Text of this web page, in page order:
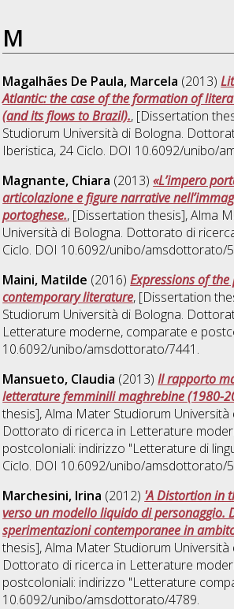
M
Magalhães De Paula, Marcela (2013)
Atlantic: the case of the formation of
(and its flows to Brazil)., [Dissertation
Studiorum Università di Bologna.
Iberistica, 24 Ciclo. DOI 10.6092/unibo/
Magnante, Chiara (2013)«L’impero
articolazione e figure narrative
portoghese., [Dissertation thesis], Alma
Università di Bologna. Dottorato di
Ciclo. DOI 10.6092/unibo/amsdottorato/
Maini, Matilde (2016)Expressions of
contemporary literature, [Dissertation
Studiorum Università di Bologna.
Letterature moderne, comparate e
10.6092/unibo/amsdottorato/7441.
Mansueto, Claudia (2013)Il rapporto
letterature femminili maghrebine (1980-
thesis], Alma Mater Studiorum Università
Dottorato di ricerca in Letterature
postcoloniali: indirizzo "Letterature di
Ciclo. DOI 10.6092/unibo/amsdottorato/
Marchesini, Irina (2012) 'A Distortion in
verso un modello liquido di personaggio.
sperimentazioni contemporanee in
thesis], Alma Mater Studiorum Università
Dottorato di ricerca in Letterature
postcoloniali: indirizzo "Letterature
10.6092/unibo/amsdottorato/4789.